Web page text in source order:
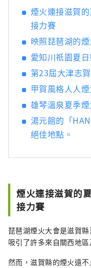
煙火連接滋賀
接力賽
映照琵琶湖的
愛知川祇園夏
第23屆大津志
甲賀風格人人
雄琴溫泉夏季
湯元館的「
絕佳地點。
煙火連接滋賀的
接力賽
琵琶湖煙火大會是滋賀
吸引了許多來自關西地區
然而，滋賀縣的煙火遠